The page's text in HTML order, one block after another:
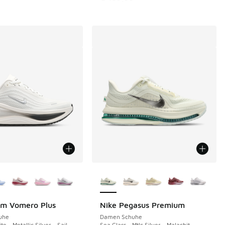
Vomero Plus Nike Pegasus Premium
Damen Schuhe